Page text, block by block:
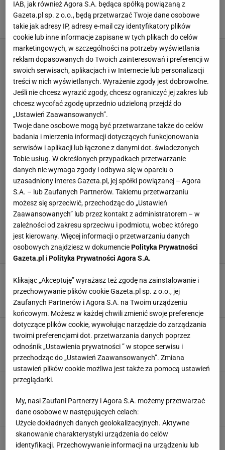
ARANŻACJA WNĘTRZ LAMPY WISZĄCE
NOWOCZESNE LAMPY SUFITOWE DO SYPIALNI
NOWOCZESNE WNĘTRZA
Biały sufit jest passe. Projektanci polecają
wyrafinowaną czerń. Efekt będzie piorunujący
ARANŻACJE SALONU ARANŻACJE WNĘTRZ
NOWOCZESNE WNĘTRZA
SUFIT
Już nie tapety i nie lamele - w eleganckich
wnętrzach będzie rządzić sztukateria
ARANŻACJE WNĘTRZ DODATKI DO DOMU NOWOCZESNE WNĘTRZA
OZDOBY
ARANŻACJE WNĘTRZ ARANŻACJE ŁAZIENKI
NOWOCZESNE WNĘTRZA RETRO
Poznaj kolekcję nowoczesnych mebli do salonu
o pięknie mieniącej się powierzchni
IAB, jak również Agora S.A. będąca spółką powiązaną z
Gazeta.pl sp. z o.o., będą przetwarzać Twoje dane osobowe
takie jak adresy IP, adresy e-mail czy identyfikatory plików
cookie lub inne informacje zapisane w tych plikach do celów
marketingowych, w szczególności na potrzeby wyświetlania
reklam dopasowanych do Twoich zainteresowań i preferencji w
swoich serwisach, aplikacjach i w Internecie lub personalizacji
treści w nich wyświetlanych. Wyrażenie zgody jest dobrowolne.
Jeśli nie chcesz wyrazić zgody, chcesz ograniczyć jej zakres lub
chcesz wycofać zgodę uprzednio udzieloną przejdź do
„Ustawień Zaawansowanych”.
Twoje dane osobowe mogą być przetwarzane także do celów
badania i mierzenia informacji dotyczących funkcjonowania
serwisów i aplikacji lub łączone z danymi dot. świadczonych
Tobie usług. W określonych przypadkach przetwarzanie
danych nie wymaga zgody i odbywa się w oparciu o
uzasadniony interes Gazeta.pl, jej spółki powiązanej – Agora
S.A. – lub Zaufanych Partnerów. Takiemu przetwarzaniu
możesz się sprzeciwić, przechodząc do „Ustawień
Zaawansowanych” lub przez kontakt z administratorem – w
zależności od zakresu sprzeciwu i podmiotu, wobec którego
jest kierowany. Więcej informacji o przetwarzaniu danych
osobowych znajdziesz w dokumenciePolityka Prywatności
Gazeta.pl iPolityka Prywatności Agora S.A.
Klikając „Akceptuję” wyrażasz też zgodę na zainstalowanie i
przechowywanie plików cookie Gazeta.pl sp. z o.o., jej
Zaufanych Partnerów i Agora S.A. na Twoim urządzeniu
końcowym. Możesz w każdej chwili zmienić swoje preferencje
dotyczące plików cookie, wywołując narzędzie do zarządzania
twoimi preferencjami dot. przetwarzania danych poprzez
odnośnik „Ustawienia prywatności ” w stopce serwisu i
przechodząc do „Ustawień Zaawansowanych”. Zmiana
ustawień plików cookie możliwa jest także za pomocą ustawień
przeglądarki.
My, nasi Zaufani Partnerzy i Agora S.A. możemy przetwarzać
dane osobowe w następujących celach:
Użycie dokładnych danych geolokalizacyjnych. Aktywne
skanowanie charakterystyki urządzenia do celów
identyfikacji. Przechowywanie informacji na urządzeniu lub